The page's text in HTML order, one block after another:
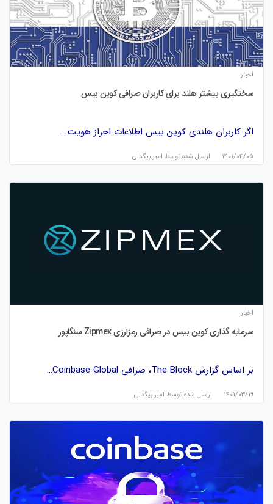
اخبار
سختگیری بیشتر هلند برای کاربران صرافی کوین بیس
اگر کاربران هلندی کوین بیس اطلاعات احراز هویت…
۱۴۰۱/۰۴/۰۵ ارسال شده توسط امیر بیگدلی
اخبار
سرمایه گذاری کوین بیس در صرافی رمزارزی Zipmex سنگاپور
بر اساس گزارش The Block، صرافی Coinbase Global…
۱۴۰۱/۰۳/۱۹ ارسال شده توسط امیر بیگدلی